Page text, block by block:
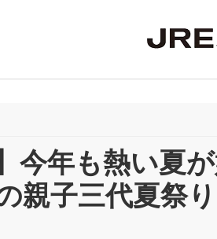
今年も熱い夏
親子三代夏祭